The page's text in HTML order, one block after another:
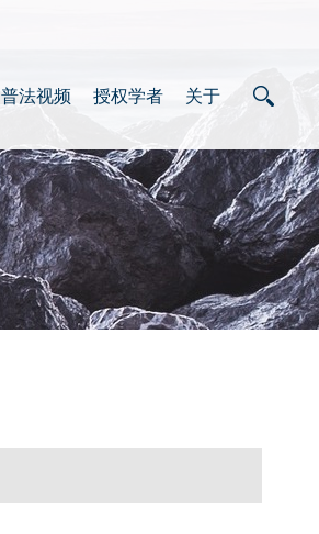
普法视频 授权学者 关于